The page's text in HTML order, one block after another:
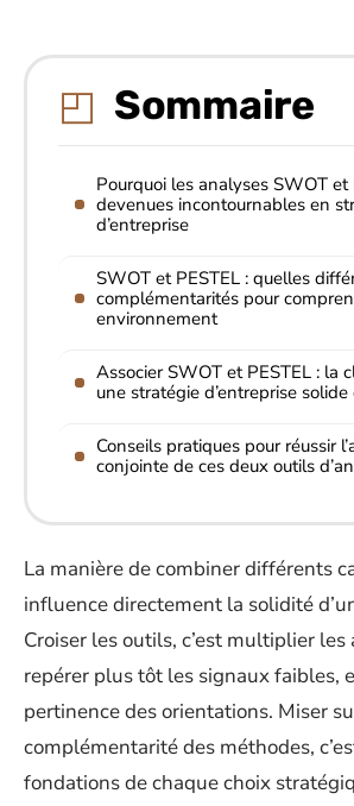
Sommaire
Pourquoi les analyses SWOT et
devenues incontournables en
d’entreprise
SWOT et PESTEL : quelles
complémentarités pour
environnement
Associer SWOT et PESTEL : la
une stratégie d’entreprise
Conseils pratiques pour réussir
conjointe de ces deux outils
La manière de combiner différents
influence directement la solidité
Croiser les outils, c’est multiplier les
repérer plus tôt les signaux faibles,
pertinence des orientations. Miser
complémentarité des méthodes,
fondations de chaque choix